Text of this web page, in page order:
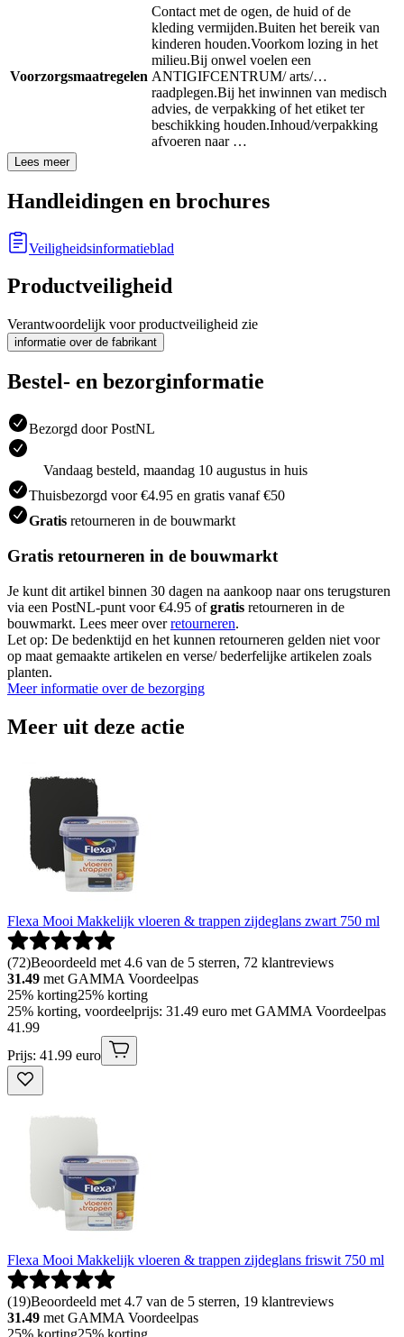
Voorzorgsmaatregelen
Contact met de ogen, de huid of de
kleding vermijden.Buiten het bereik van
kinderen houden.Voorkom lozing in het
milieu.Bij onwel voelen een
ANTIGIFCENTRUM/ arts/…
raadplegen.Bij het inwinnen van medisch
advies, de verpakking of het etiket ter
beschikking houden.Inhoud/verpakking
afvoeren naar …
Lees meer
Handleidingen en brochures
Veiligheidsinformatieblad
Productveiligheid
Verantwoordelijk voor productveiligheid zie
informatie over de fabrikant
Bestel- en bezorginformatie
Bezorgd door PostNL
Vandaag besteld, maandag 10 augustus in huis
Thuisbezorgd voor €4.95 en gratis vanaf €50
Gratis retourneren in de bouwmarkt
Gratis retourneren in de bouwmarkt
Je kunt dit artikel binnen 30 dagen na aankoop naar ons terugsturen
via een PostNL-punt voor €4.95 ofgratis retourneren in de
bouwmarkt. Lees meer overretourneren.
Let op: De bedenktijd en het kunnen retourneren gelden niet voor
op maat gemaakte artikelen en verse/ bederfelijke artikelen zoals
planten.
Meer informatie over de bezorging
Meer uit deze actie
Flexa Mooi Makkelijk vloeren & trappen zijdeglans zwart 750 ml
(72)Beoordeeld met 4.6 van de 5 sterren, 72 klantreviews
31.49 met GAMMA Voordeelpas
25% korting25% korting
25% korting, voordeelprijs: 31.49 euro met GAMMA Voordeelpas
41.99
Prijs: 41.99 euro
Flexa Mooi Makkelijk vloeren & trappen zijdeglans friswit 750 ml
(19)Beoordeeld met 4.7 van de 5 sterren, 19 klantreviews
31.49 met GAMMA Voordeelpas